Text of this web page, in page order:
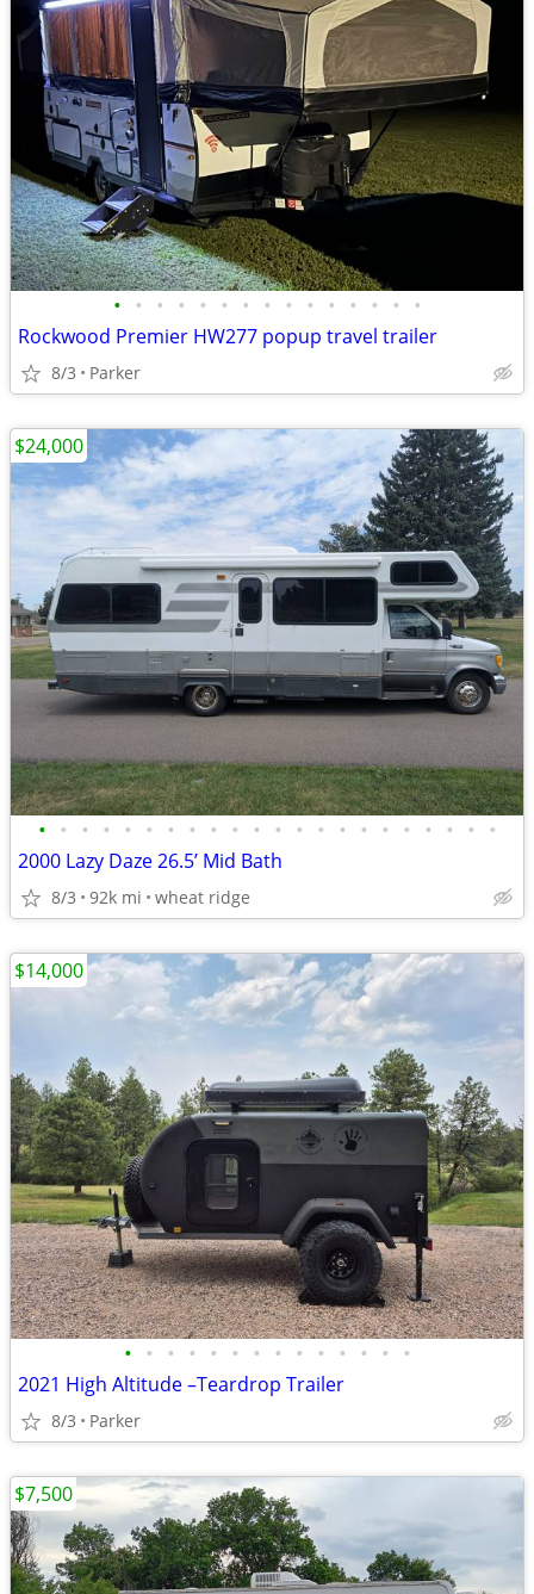
• • • • • • • • • • • • • • •
Rockwood Premier HW277 popup travel trailer
8/3 Parker
• • • • • • • • • • • • • • • • • • • • • •
2000 Lazy Daze 26.5’ Mid Bath
8/3 92k mi wheat ridge
$24,000
• • • • • • • • • • • • • •
2021 High Altitude –Teardrop Trailer
8/3 Parker
$14,000
$7,500